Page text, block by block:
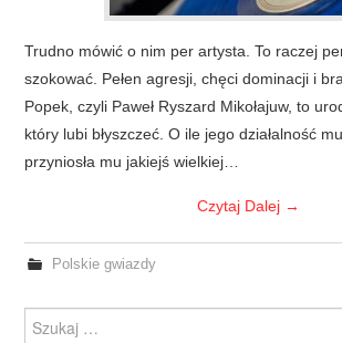
Trudno mówić o nim per artysta. To raczej
szokować. Pełen agresji, chęci dominacji i
Popek, czyli Paweł Ryszard Mikołajuw, to
który lubi błyszczeć. O ile jego działalność
przyniosła mu jakiejś wielkiej…
Czytaj Dalej →
Polskie gwiazdy
Szukanie dla: